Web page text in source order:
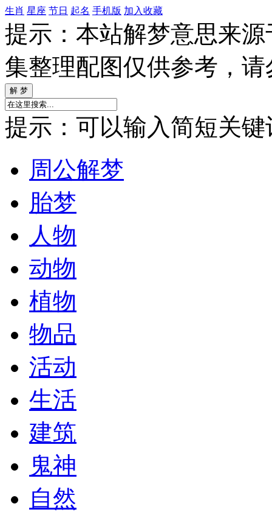
生肖 星座 节日 起名 手机版 加入收藏
提示：本站解梦意思来
集整理配图仅供参考，
提示：可以输入简短关键
周公解梦
胎梦
人物
动物
植物
物品
活动
生活
建筑
鬼神
自然